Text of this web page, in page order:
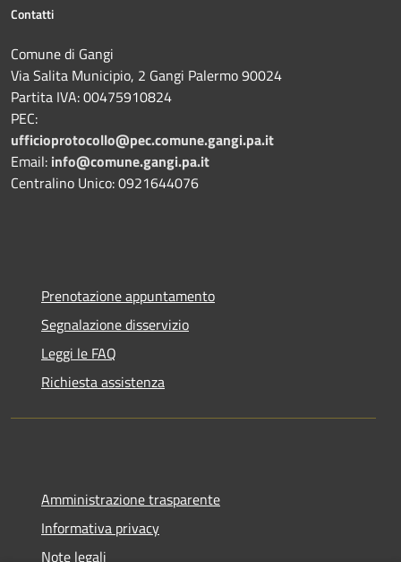
Contatti
Comune di Gangi
Via Salita Municipio, 2 Gangi Palermo 90024
Partita IVA: 00475910824
PEC:
ufficioprotocollo@pec.comune.gangi.pa.it
Email: info@comune.gangi.pa.it
Centralino Unico: 0921644076
Prenotazione appuntamento
Segnalazione disservizio
Leggi le FAQ
Richiesta assistenza
Amministrazione trasparente
Informativa privacy
Note legali